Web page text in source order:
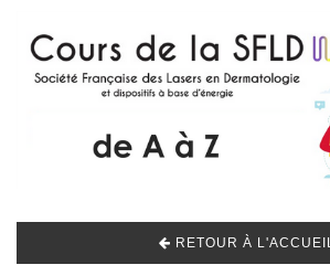
RETOUR À L'ACCUEIL